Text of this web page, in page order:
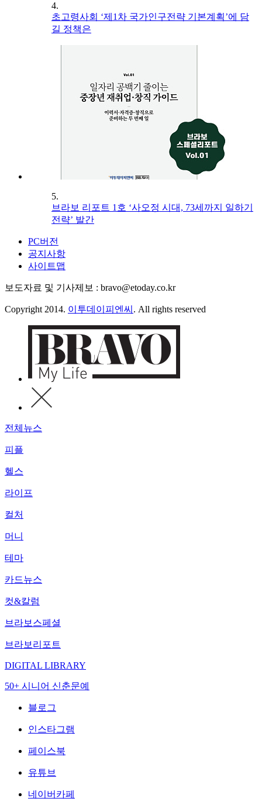
4.
초고령사회 ‘제1차 국가인구전략 기본계획’에 담
길 정책은
5.
브라보 리포트 1호 ‘사오정 시대, 73세까지 일하기
전략’ 발간
PC버전
공지사항
사이트맵
보도자료 및 기사제보 : bravo@etoday.co.kr
Copyright 2014. 이투데이피엔씨 . All rights reserved
전체뉴스
피플
헬스
라이프
컬처
머니
테마
카드뉴스
컷&칼럼
브라보스페셜
브라보리포트
DIGITAL LIBRARY
50+ 시니어 신춘문예
블로그
인스타그램
페이스북
유튜브
네이버카페